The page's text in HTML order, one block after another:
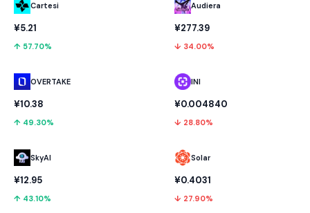
Cartesi
¥5.21
↑ 57.70%
OVERTAKE
¥10.38
↑ 49.30%
SkyAI
¥12.95
↑ 43.10%
Audiera
¥277.39
↓ 34.00%
INI
¥0.004840
↓ 28.80%
Solar
¥0.4031
↓ 27.90%